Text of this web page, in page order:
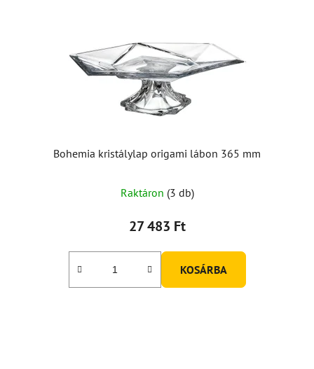
Bohemia kristálylap origami lábon 365 mm
Raktáron (3 db)
27 483 Ft
KOSÁRBA